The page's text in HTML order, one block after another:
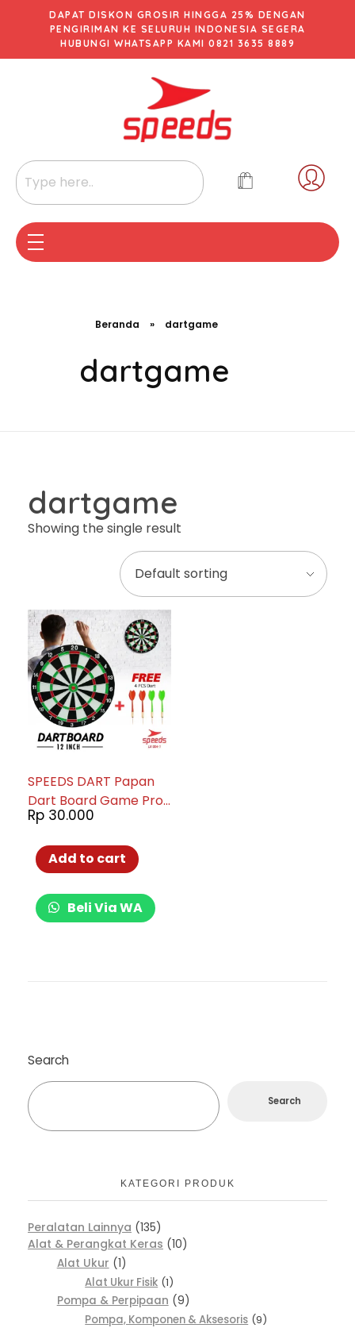
DAPAT DISKON GROSIR HINGGA 25% DENGAN
PENGIRIMAN KE SELURUH INDONESIA SEGERA
HUBUNGI WHATSAPP KAMI 0821 3635 8889
Beranda » dartgame
dartgame
dartgame
Showing the single result
SPEEDS DART Papan
Dart Board Game Pro
Panahan Dinding
Rp 30.000
Add to cart
Beli Via WA
Search
Search
KATEGORI PRODUK
Peralatan Lainnya 135
Alat & Perangkat Keras 10
Alat Ukur
1
Alat Ukur Fisik 1
Pompa & Perpipaan
9
Pompa, Komponen & Aksesoris 9